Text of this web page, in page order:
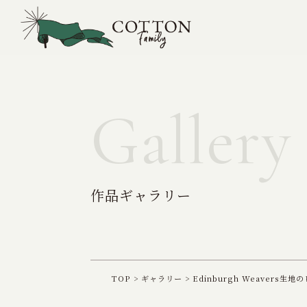
作品ギャラリー
TOP > ギャラリー > Edinburgh Weavers生地の